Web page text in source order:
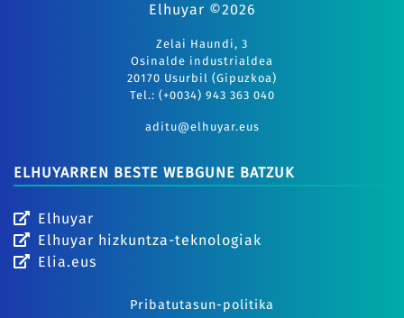
Elhuyar ©2026
Zelai Haundi, 3
Osinalde industrialdea
20170 Usurbil (Gipuzkoa)
Tel.: (+0034) 943 363 040
aditu@elhuyar.eus
ELHUYARREN BESTE WEBGUNE BATZUK
Elhuyar
Elhuyar hizkuntza-teknologiak
Elia.eus
Pribatutasun-politika